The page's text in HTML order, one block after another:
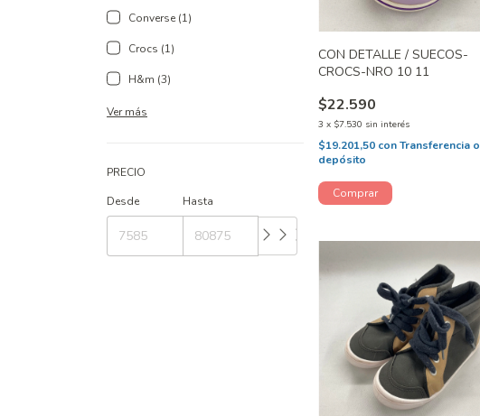
Converse (1)
Crocs (1)
H&m (3)
Ver más
PRECIO
Desde
Hasta
CON DETALLE / SUECOS-
CROCS-NRO 10 11
$22.590
3 x $7.530 sin interés
$19.201,50 con Transferencia o
depósito